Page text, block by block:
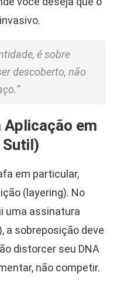
é sobre
descoberto, não
em
Sutil)
em particular,
(layering). No
uma assinatura
a sobreposição deve
distorcer seu DNA
não competir.